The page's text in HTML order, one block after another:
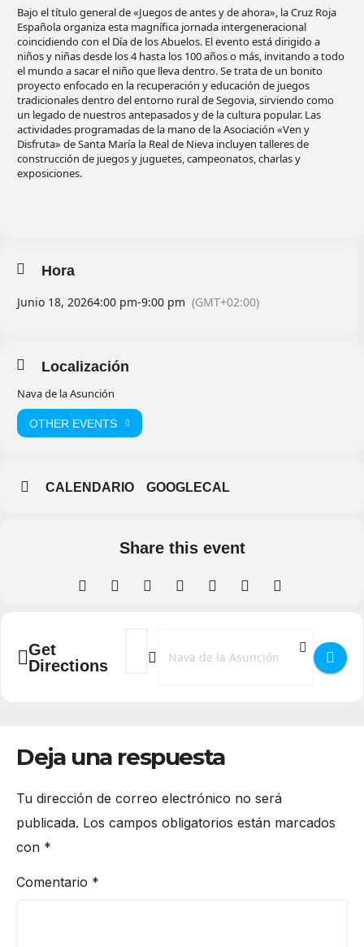
Bajo el título general de «Juegos de antes y de ahora», la Cruz Roja
Española organiza esta magnífica jornada intergeneracional
coincidiendo con el Día de los Abuelos. El evento está dirigido a
niños y niñas desde los 4 hasta los 100 años o más, invitando a todo
el mundo a sacar el niño que lleva dentro. Se trata de un bonito
proyecto enfocado en la recuperación y educación de juegos
tradicionales dentro del entorno rural de Segovia, sirviendo como
un legado de nuestros antepasados y de la cultura popular. Las
actividades programadas de la mano de la Asociación «Ven y
Disfruta» de Santa María la Real de Nieva incluyen talleres de
construcción de juegos y juguetes, campeonatos, charlas y
exposiciones.
Hora
Junio 18, 20264:00 pm-9:00 pm (GMT+02:00)
Localización
Nava de la Asunción
OTHER EVENTS
CALENDARIO GOOGLECAL
Share this event
Get
Directions
Address - Jornada de juegos
Destination Address - Jornada de
Deja una respuesta
Tu dirección de correo electrónico no será
publicada. Los campos obligatorios están marcados
con *
Comentario *